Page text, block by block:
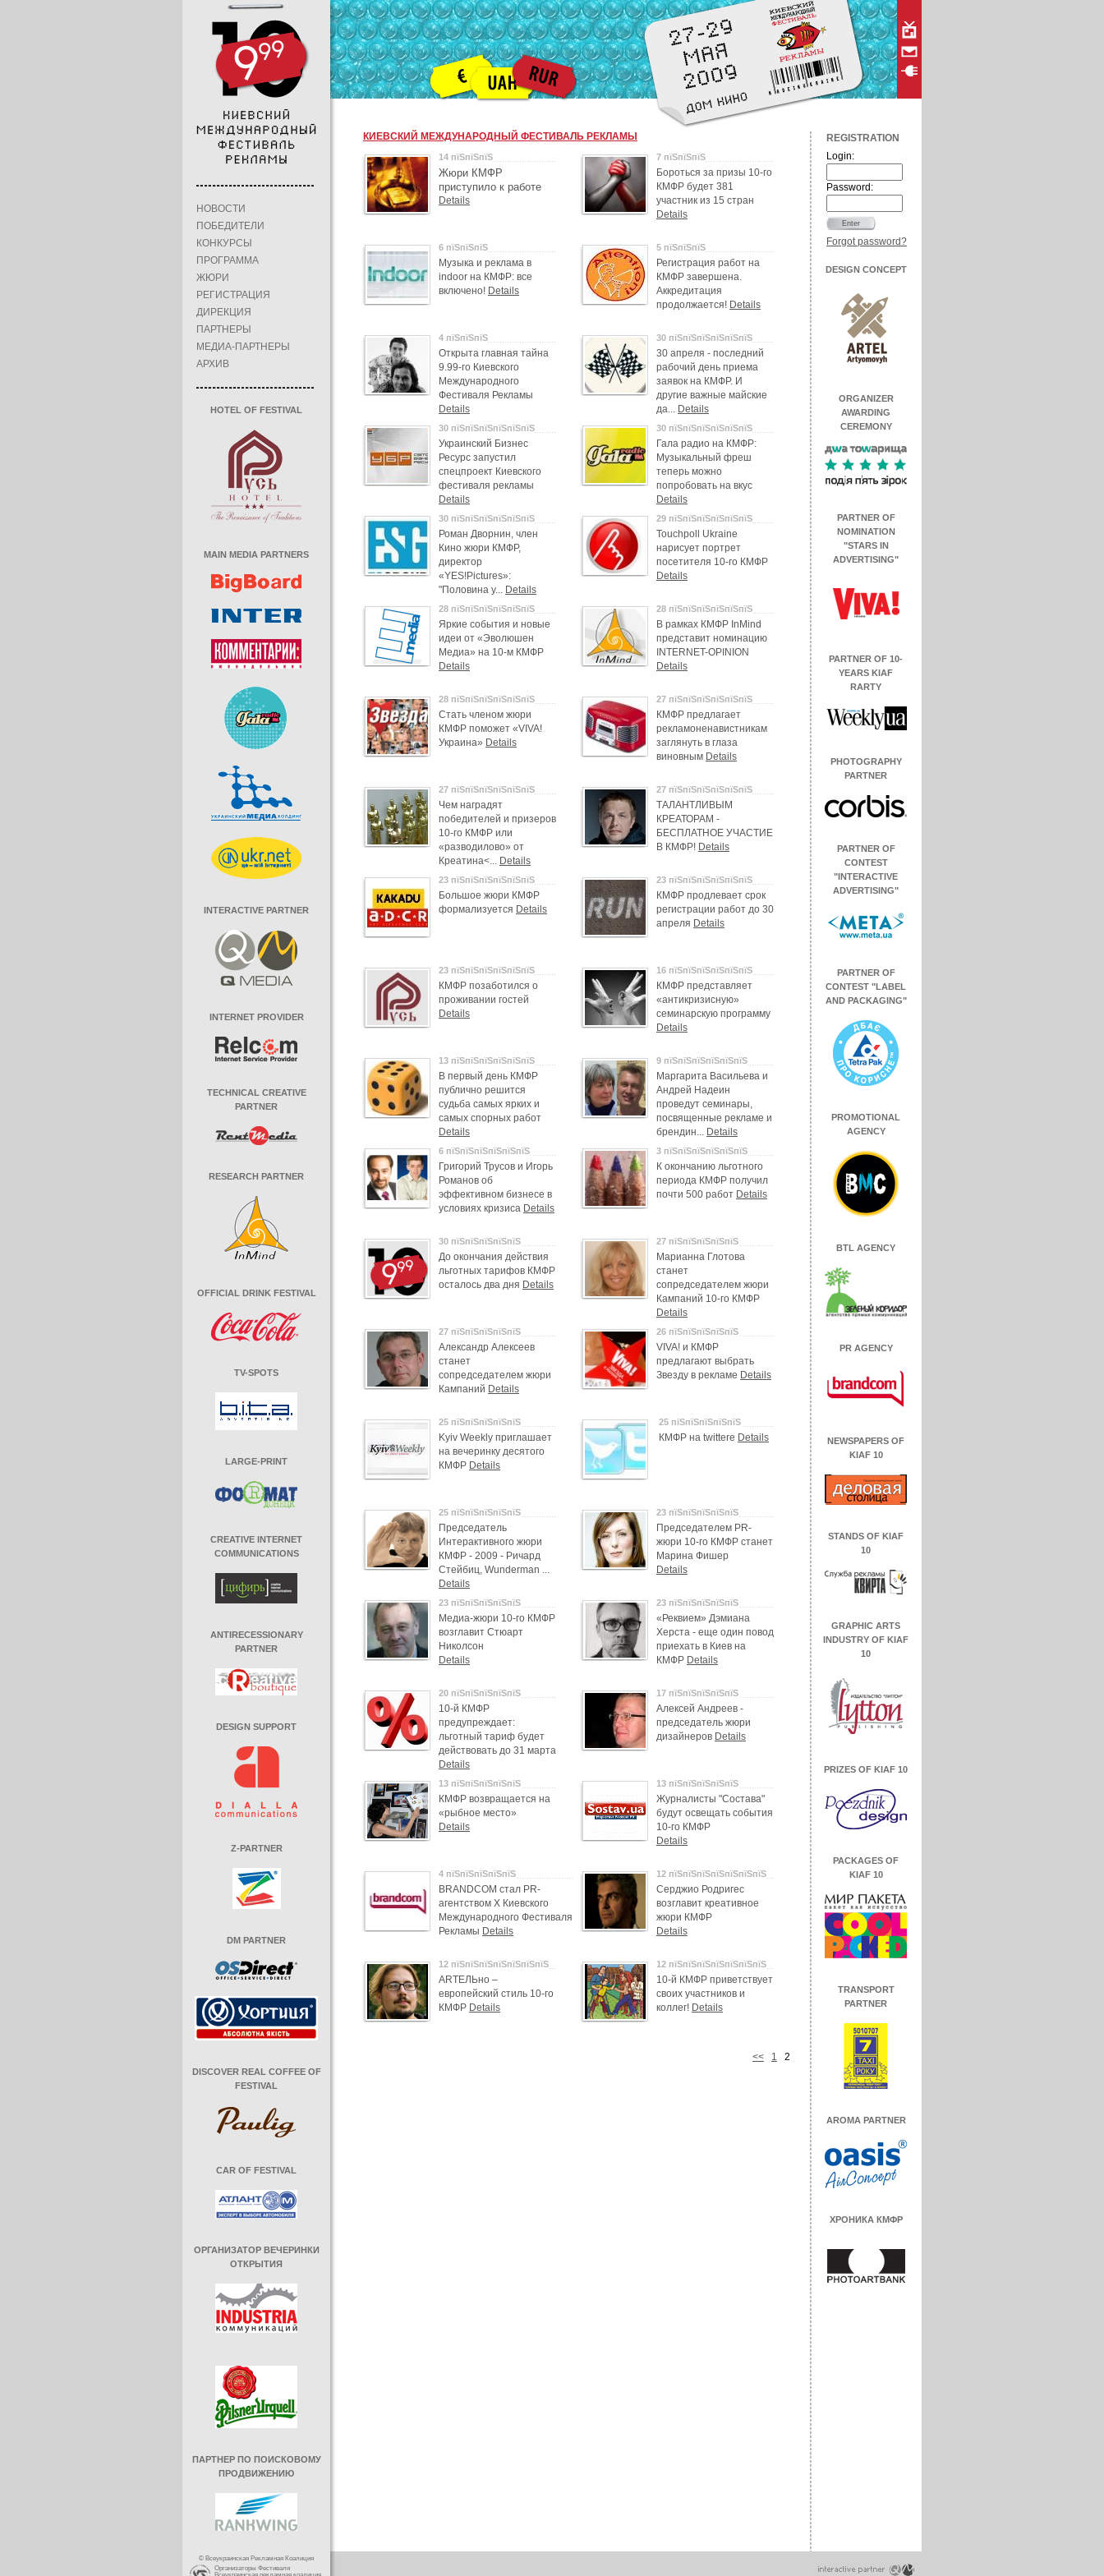
НОВОСТИ
ПОБЕДИТЕЛИ
КОНКУРСЫ
ПРОГРАММА
ЖЮРИ
РЕГИСТРАЦИЯ
ДИРЕКЦИЯ
ПАРТНЕРЫ
МЕДИА-ПАРТНЕРЫ
АРХИВ
HOTEL OF FESTIVAL
MAIN MEDIA PARTNERS
INTERACTIVE PARTNER
INTERNET PROVIDER
TECHNICAL CREATIVE
PARTNER
RESEARCH PARTNER
OFFICIAL DRINK FESTIVAL
TV-SPOTS
LARGE-PRINT
CREATIVE INTERNET
COMMUNICATIONS
ANTIRECESSIONARY
PARTNER
DESIGN SUPPORT
Z-PARTNER
DM PARTNER
DISCOVER REAL COFFEE OF
FESTIVAL
CAR OF FESTIVAL
ОРГАНИЗАТОР ВЕЧЕРИНКИ
ОТКРЫТИЯ
ПАРТНЕР ПО ПОИСКОВОМУ
ПРОДВИЖЕНИЮ
КИЕВСКИЙ МЕЖДУНАРОДНЫЙ ФЕСТИВАЛЬ РЕКЛАМЫ
14 пїЅпїЅпїЅ
Жюри КМФР
приступило к работе
Details
7 пїЅпїЅпїЅ
Бороться за призы 10-го
КМФР будет 381
участник из 15 стран
Details
6 пїЅпїЅпїЅ
Музыка и реклама в
indoor на КМФР: все
включено! Details
5 пїЅпїЅпїЅ
Регистрация работ на
КМФР завершена.
Аккредитация
продолжается! Details
4 пїЅпїЅпїЅ
Открыта главная тайна
9.99-го Киевского
Международного
Фестиваля Рекламы
Details
30 пїЅпїЅпїЅпїЅпїЅпїЅ
30 апреля - последний
рабочий день приема
заявок на КМФР. И
другие важные майские
да... Details
30 пїЅпїЅпїЅпїЅпїЅпїЅ
Украинский Бизнес
Ресурс запустил
спецпроект Киевского
фестиваля рекламы
Details
30 пїЅпїЅпїЅпїЅпїЅпїЅ
Гала радио на КМФР:
Музыкальный фреш
теперь можно
попробовать на вкус
Details
30 пїЅпїЅпїЅпїЅпїЅпїЅ
Роман Дворнин, член
Кино жюри КМФР,
директор
«YES!Pictures»:
"Половина у... Details
29 пїЅпїЅпїЅпїЅпїЅпїЅ
Touchpoll Ukraine
нарисует портрет
посетителя 10-го КМФР
Details
28 пїЅпїЅпїЅпїЅпїЅпїЅ
Яркие события и новые
идеи от «Эволюшен
Медиа» на 10-м КМФР
Details
28 пїЅпїЅпїЅпїЅпїЅпїЅ
В рамках КМФР InMind
представит номинацию
INTERNET-OPINION
Details
28 пїЅпїЅпїЅпїЅпїЅпїЅ
Стать членом жюри
КМФР поможет «VIVA!
Украина» Details
27 пїЅпїЅпїЅпїЅпїЅпїЅ
КМФР предлагает
рекламоненавистникам
заглянуть в глаза
виновным Details
27 пїЅпїЅпїЅпїЅпїЅпїЅ
Чем наградят
победителей и призеров
10-го КМФР или
«разводилово» от
Креатина<... Details
27 пїЅпїЅпїЅпїЅпїЅпїЅ
ТАЛАНТЛИВЫМ
КРЕАТОРАМ -
БЕСПЛАТНОЕ УЧАСТИЕ
В КМФР! Details
23 пїЅпїЅпїЅпїЅпїЅпїЅ
Большое жюри КМФР
формализуется Details
23 пїЅпїЅпїЅпїЅпїЅпїЅ
КМФР продлевает срок
регистрации работ до 30
апреля Details
23 пїЅпїЅпїЅпїЅпїЅпїЅ
КМФР позаботился о
проживании гостей
Details
16 пїЅпїЅпїЅпїЅпїЅпїЅ
КМФР представляет
«антикризисную»
семинарскую программу
Details
13 пїЅпїЅпїЅпїЅпїЅпїЅ
В первый день КМФР
публично решится
судьба самых ярких и
самых спорных работ
Details
9 пїЅпїЅпїЅпїЅпїЅпїЅ
Маргарита Васильева и
Андрей Надеин
проведут семинары,
посвященные рекламе и
брендин... Details
6 пїЅпїЅпїЅпїЅпїЅпїЅ
Григорий Трусов и Игорь
Романов об
эффективном бизнесе в
условиях кризиса Details
3 пїЅпїЅпїЅпїЅпїЅпїЅ
К окончанию льготного
периода КМФР получил
почти 500 работ Details
30 пїЅпїЅпїЅпїЅпїЅ
До окончания действия
льготных тарифов КМФР
осталось два дня Details
27 пїЅпїЅпїЅпїЅпїЅ
Марианна Глотова
станет
сопредседателем жюри
Кампаний 10-го КМФР
Details
27 пїЅпїЅпїЅпїЅпїЅ
Александр Алексеев
станет
сопредседателем жюри
Кампаний Details
26 пїЅпїЅпїЅпїЅпїЅ
VIVA! и КМФР
предлагают выбрать
Звезду в рекламе Details
25 пїЅпїЅпїЅпїЅпїЅ
Kyiv Weekly приглашает
на вечеринку десятого
КМФР Details
25 пїЅпїЅпїЅпїЅпїЅ
КМФР на twitterе Details
25 пїЅпїЅпїЅпїЅпїЅ
Председатель
Интерактивного жюри
КМФР - 2009 - Ричард
Стейбиц, Wunderman ...
Details
23 пїЅпїЅпїЅпїЅпїЅ
Председателем PR-
жюри 10-го КМФР станет
Марина Фишер
Details
23 пїЅпїЅпїЅпїЅпїЅ
Медиа-жюри 10-го КМФР
возглавит Стюарт
Николсон
Details
23 пїЅпїЅпїЅпїЅпїЅ
«Реквием» Дэмиана
Херста - еще один повод
приехать в Киев на
КМФР Details
20 пїЅпїЅпїЅпїЅпїЅ
10-й КМФР
предупреждает:
льготный тариф будет
действовать до 31 марта
Details
17 пїЅпїЅпїЅпїЅпїЅ
Алексей Андреев -
председатель жюри
дизайнеров Details
13 пїЅпїЅпїЅпїЅпїЅ
КМФР возвращается на
«рыбное место»
Details
13 пїЅпїЅпїЅпїЅпїЅ
Журналисты "Состава"
будут освещать события
10-го КМФР
Details
4 пїЅпїЅпїЅпїЅпїЅ
BRANDCOM стал PR-
агентством Х Киевского
Международного Фестиваля
Рекламы Details
12 пїЅпїЅпїЅпїЅпїЅпїЅпїЅ
Серджио Родригес
возглавит креативное
жюри КМФР
Details
12 пїЅпїЅпїЅпїЅпїЅпїЅпїЅ
АRТЕЛЬно –
европейский стиль 10-го
КМФР Details
12 пїЅпїЅпїЅпїЅпїЅпїЅпїЅ
10-й КМФР приветствует
своих участников и
коллег! Details
<< 1 2
REGISTRATION
Login:
Password:
Forgot password?
DESIGN CONCEPT
ORGANIZER
AWARDING
CEREMONY
PARTNER OF
NOMINATION
"STARS IN
ADVERTISING"
PARTNER OF 10-
YEARS KIAF
RARTY
PHOTOGRAPHY
PARTNER
PARTNER OF
CONTEST
"INTERACTIVE
ADVERTISING"
PARTNER OF
CONTEST "LABEL
AND PACKAGING"
PROMOTIONAL
AGENCY
BTL AGENCY
PR AGENCY
NEWSPAPERS OF
KIAF 10
STANDS OF KIAF
10
GRAPHIC ARTS
INDUSTRY OF KIAF
10
PRIZES OF KIAF 10
PACKAGES OF
KIAF 10
TRANSPORT
PARTNER
AROMA PARTNER
ХРОНИКА КМФР
© Всеукраинская Рекламная Коалиция
Организаторы Фестиваля